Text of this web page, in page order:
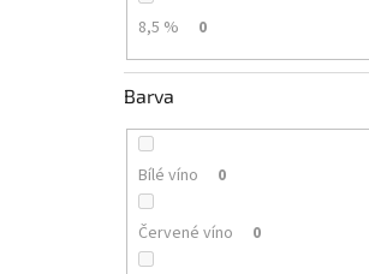
8,5 % 0
Barva
Bílé víno 0
Červené víno 0